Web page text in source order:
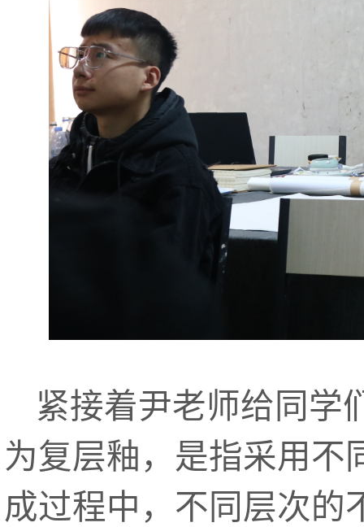
紧接着尹老师给同学
为复层釉，是指采用不
成过程中，不同层次的